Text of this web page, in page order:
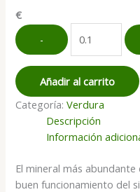
€
Berenjena
cantidad
-
Añadir al carrito
Categoría:Verdura
Descripción
Información
El mineral más
buen funcionamiento del